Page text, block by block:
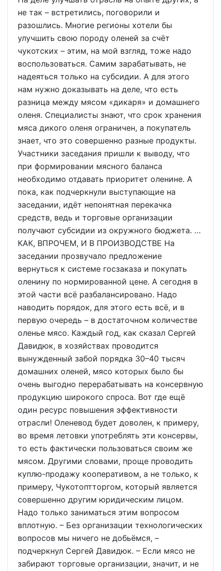
не так – встретились, поговорили и
разошлись. Многие регионы хотели бы
улучшить свою породу оленей за счёт
чукотских – этим, на мой взгляд, тоже надо
воспользоваться. Самим зарабатывать, не
надеяться только на субсидии. А для этого
нам нужно доказывать на деле, что есть
разница между мясом «дикаря» и домашнего
оленя. Специалисты знают, что срок хранения
мяса дикого оленя ограничен, а покупатель
знает, что это совершенно разные продукты.
Участники заседания пришли к выводу, что
при формировании мясного баланса
необходимо отдавать приоритет оленине. А
пока, как подчеркнули выступающие на
заседании, идёт непонятная перекачка
средств, ведь и торговые организации
получают субсидии из окружного бюджета. …
КАК, ВПРОЧЕМ, И В ПРОИЗВОДСТВЕ На
заседании прозвучало предложение
вернуться к системе госзаказа и покупать
оленину по нормированной цене. А сегодня в
этой части всё разбалансировано. Надо
наводить порядок, для этого есть всё, и в
первую очередь – в достаточном количестве
оленье мясо. Каждый год, как сказал Сергей
Давидюк, в хозяйствах проводится
вынужденный забой порядка 30–40 тысяч
домашних оленей, мясо которых было бы
очень выгодно перерабатывать на консервную
продукцию широкого спроса. Вот где ещё
один ресурс повышения эффективности
отрасли! Оленевод будет доволен, к примеру,
во время летовки употреблять эти консервы,
то есть фактически пользоваться своим же
мясом. Другими словами, проще проводить
куплю-продажу кооперативом, а не только, к
примеру, Чукотоптторгом, который является
совершенно другим юридическим лицом.
Надо только заниматься этим вопросом
вплотную. – Без организации технологических
вопросов мы ничего не добьёмся, –
подчеркнул Сергей Давидюк. – Если мясо не
забирают торговые организации, значит, и не